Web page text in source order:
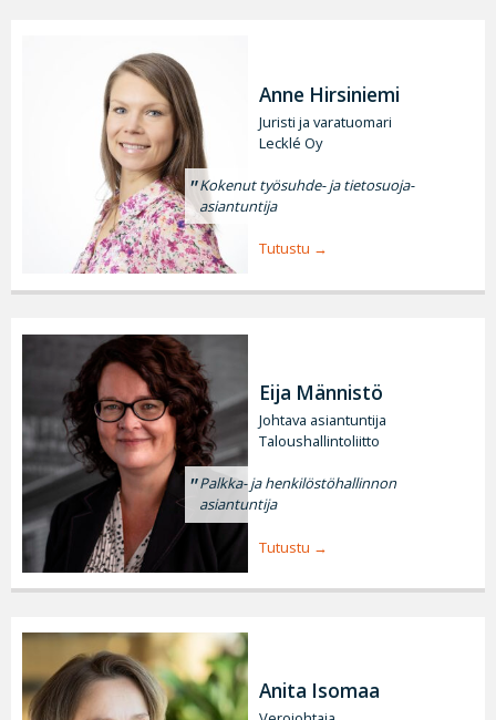
Anne Hirsiniemi
Juristi ja varatuomari
Lecklé Oy
Kokenut työsuhde- ja tietosuoja-
asiantuntija
Tutustu
Eija Männistö
Johtava asiantuntija
Taloushallintoliitto
Palkka- ja henkilöstöhallinnon
asiantuntija
Tutustu
Anita Isomaa